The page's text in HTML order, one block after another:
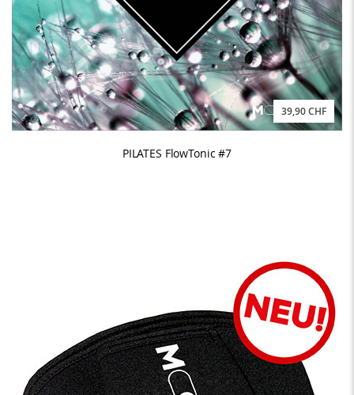
39,90 CHF
PILATES FlowTonic #7